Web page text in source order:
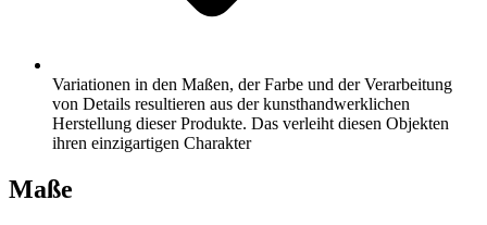
Variationen in den Maßen, der Farbe und der Verarbeitung
von Details resultieren aus der kunsthandwerklichen
Herstellung dieser Produkte. Das verleiht diesen Objekten
ihren einzigartigen Charakter
Maße